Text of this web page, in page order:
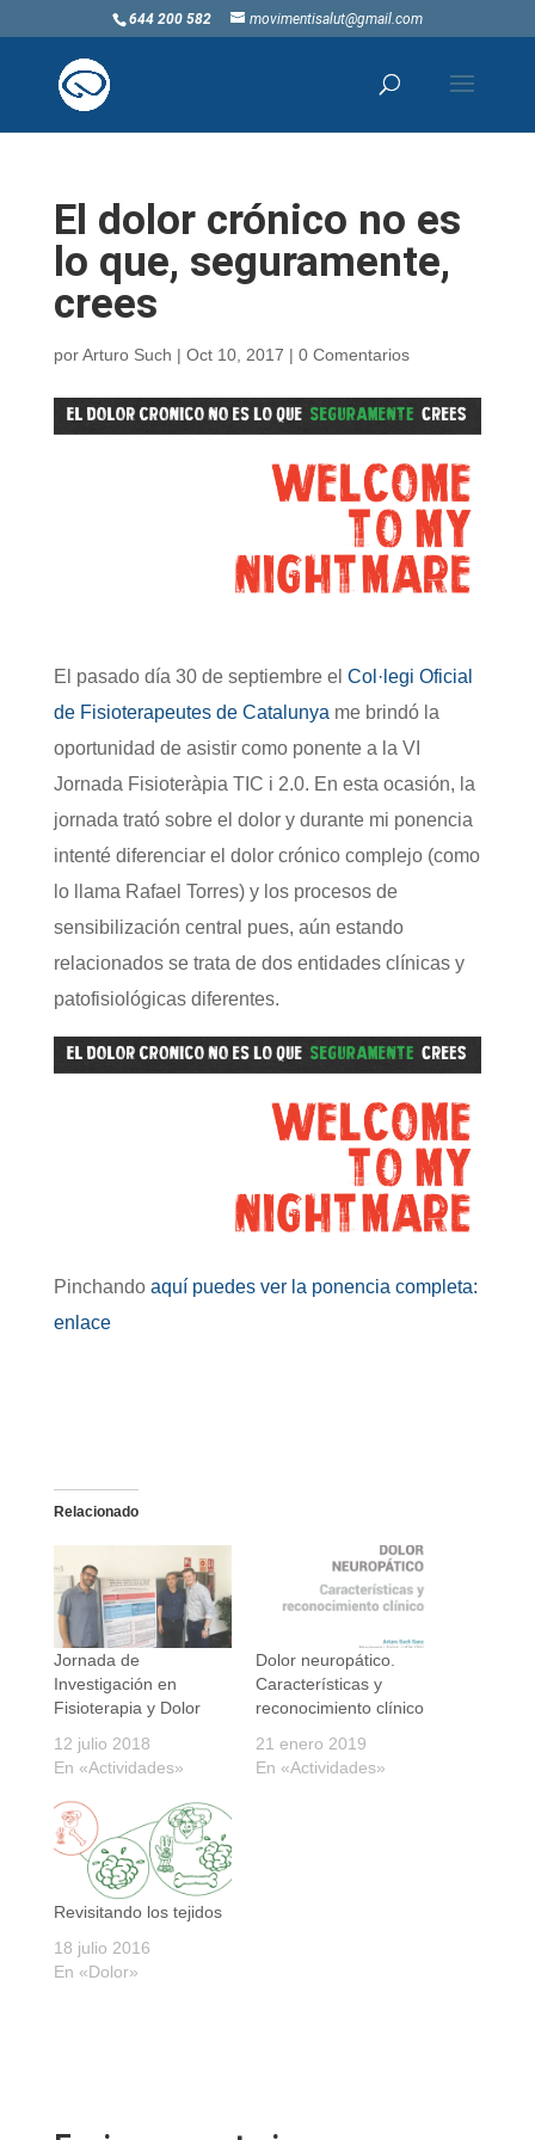
644 200 582 movimentisalut@gmail.com
El dolor crónico no es
lo que, seguramente,
crees
porArturo Such | Oct 10, 2017 | 0 Comentarios
El pasado día 30 de septiembre el Col·legi Oficial
de Fisioterapeutes de Catalunya me brindó la
oportunidad de asistir como ponente a la VI
Jornada Fisioteràpia TIC i 2.0. En esta ocasión, la
jornada trató sobre el dolor y durante mi ponencia
intenté diferenciar el dolor crónico complejo (como
lo llama Rafael Torres) y los procesos de
sensibilización central pues, aún estando
relacionados se trata de dos entidades clínicas y
patofisiológicas diferentes.
Pinchando aquí puedes ver la ponencia completa:
enlace
Relacionado
Jornada de
Investigación en
Fisioterapia y Dolor
12 julio 2018
En «Actividades»
Dolor neuropático.
Características y
reconocimiento clínico
21 enero 2019
En «Actividades»
Revisitando los tejidos
18 julio 2016
En «Dolor»